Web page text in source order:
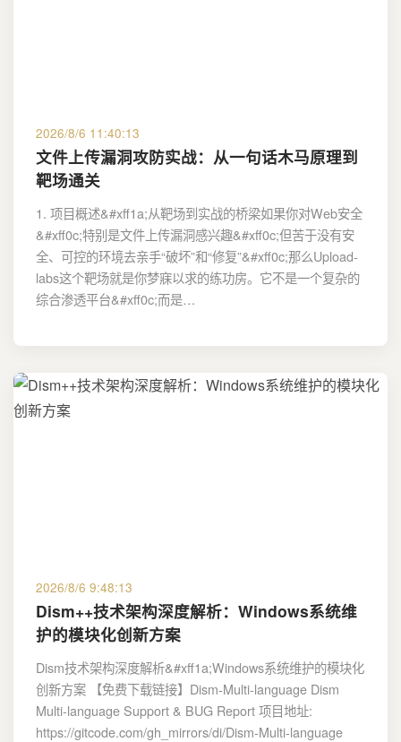
2026/8/6 11:40:13
文件上传漏洞攻防实战：从一句话木马原理到
靶场通关
1. 项目概述&#xff1a;从靶场到实战的桥梁如果你对Web安全
&#xff0c;特别是文件上传漏洞感兴趣&#xff0c;但苦于没有安
全、可控的环境去亲手“破坏”和“修复”&#xff0c;那么Upload-
labs这个靶场就是你梦寐以求的练功房。它不是一个复杂的
综合渗透平台&#xff0c;而是…
2026/8/6 9:48:13
Dism++技术架构深度解析：Windows系统维
护的模块化创新方案
Dism技术架构深度解析&#xff1a;Windows系统维护的模块化
创新方案 【免费下载链接】Dism-Multi-language Dism
Multi-language Support & BUG Report 项目地址:
https://gitcode.com/gh_mirrors/di/Dism-Multi-language